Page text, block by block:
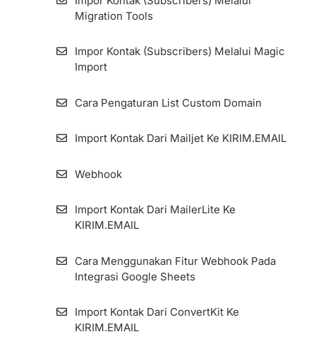
Pengaturan Advanced Sender Domain
Pengaturan Autosave Pada Fitur Broadcast
Email
Cara Mendapatkan Token
Cara Ganti 2 Akun Berbeda atau Lebih di
Remover (ZER)
Cara Pengaturan Custom Domain Pada
Cara Menambahkan Email Sender dan
Migration Tools
Impor Kontak (Subscribers) Melalui Magic
Import
Cara Pengaturan List Custom Domain
Import Kontak Dari Mailjet Ke KIRIM.EMAIL
Webhook
Import Kontak Dari MailerLite Ke
KIRIM.EMAIL
Cara Menggunakan Fitur Webhook Pada
Integrasi Google Sheets
Import Kontak Dari ConvertKit Ke
KIRIM.EMAIL